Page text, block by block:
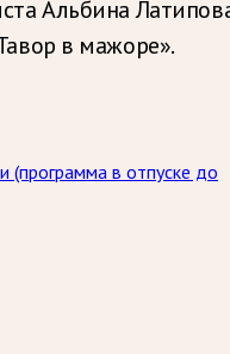
Альбина
в мажоре».
(программа в отпуске до